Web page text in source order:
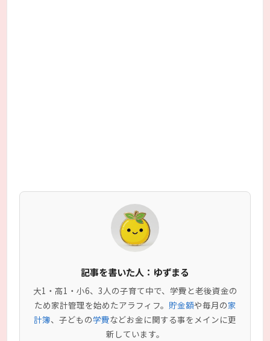
記事を書いた人：ゆずまる
大1・高1・小6、3人の子育て中で、学費と老後資金の
ため家計管理を始めたアラフィフ。 貯金額や毎月の家
計簿、子どもの学費などお金に関する事をメインに更
新しています。